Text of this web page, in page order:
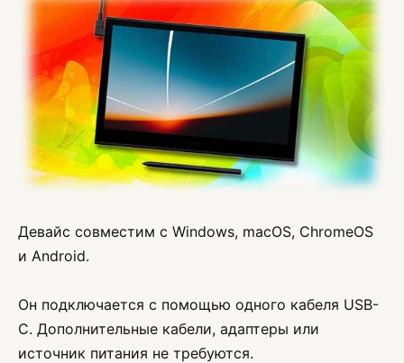
Девайс совместим с Windows, macOS, ChromeOS
и Android.
Он подключается с помощью одного кабеля USB-
C. Дополнительные кабели, адаптеры или
источник питания не требуются.